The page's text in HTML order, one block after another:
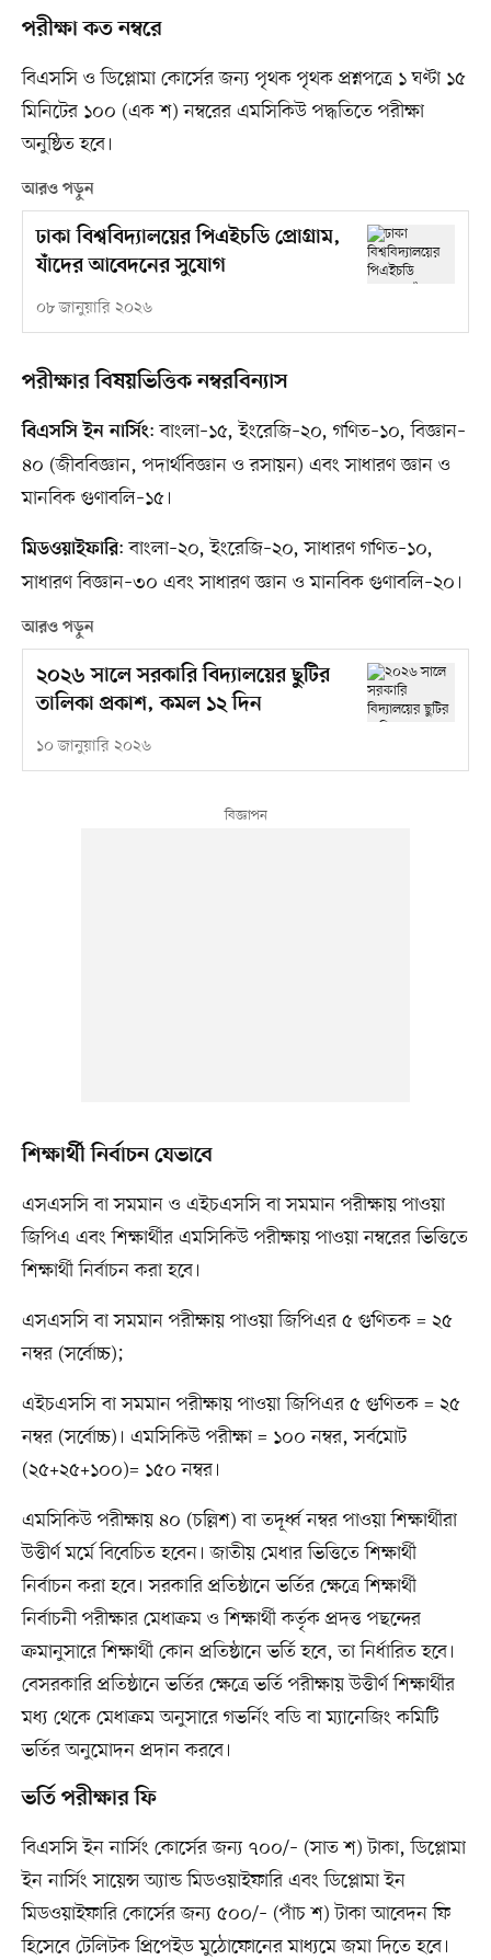
পরীক্ষা কত নম্বরে
বিএসসি ও ডিপ্লোমা কোর্সের জন্য পৃথক পৃথক প্রশ্নপত্রে ১ ঘণ্টা ১৫
মিনিটের ১০০ (এক শ) নম্বরের এমসিকিউ পদ্ধতিতে পরীক্ষা
অনুষ্ঠিত হবে।
আরও পড়ুন
ঢাকা বিশ্ববিদ্যালয়ের পিএইচডি প্রোগ্রাম,
যাঁদের আবেদনের সুযোগ
০৮ জানুয়ারি ২০২৬
পরীক্ষার বিষয়ভিত্তিক নম্বরবিন্যাস
বিএসসি ইন নার্সিং: বাংলা–১৫, ইংরেজি–২০, গণিত–১০, বিজ্ঞান–
৪০ (জীববিজ্ঞান, পদার্থবিজ্ঞান ও রসায়ন) এবং সাধারণ জ্ঞান ও
মানবিক গুণাবলি–১৫।
মিডওয়াইফারি: বাংলা–২০, ইংরেজি–২০, সাধারণ গণিত–১০,
সাধারণ বিজ্ঞান–৩০ এবং সাধারণ জ্ঞান ও মানবিক গুণাবলি–২০।
আরও পড়ুন
২০২৬ সালে সরকারি বিদ্যালয়ের ছুটির
তালিকা প্রকাশ, কমল ১২ দিন
১০ জানুয়ারি ২০২৬
শিক্ষার্থী নির্বাচন যেভাবে
এসএসসি বা সমমান ও এইচএসসি বা সমমান পরীক্ষায় পাওয়া
জিপিএ এবং শিক্ষার্থীর এমসিকিউ পরীক্ষায় পাওয়া নম্বরের ভিত্তিতে
শিক্ষার্থী নির্বাচন করা হবে।
এসএসসি বা সমমান পরীক্ষায় পাওয়া জিপিএর ৫ গুণিতক = ২৫
নম্বর (সর্বোচ্চ);
এইচএসসি বা সমমান পরীক্ষায় পাওয়া জিপিএর ৫ গুণিতক = ২৫
নম্বর (সর্বোচ্চ)। এমসিকিউ পরীক্ষা = ১০০ নম্বর, সর্বমোট
(২৫+২৫+১০০)= ১৫০ নম্বর।
এমসিকিউ পরীক্ষায় ৪০ (চল্লিশ) বা তদূর্ধ্ব নম্বর পাওয়া শিক্ষার্থীরা
উত্তীর্ণ মর্মে বিবেচিত হবেন। জাতীয় মেধার ভিত্তিতে শিক্ষার্থী
নির্বাচন করা হবে। সরকারি প্রতিষ্ঠানে ভর্তির ক্ষেত্রে শিক্ষার্থী
নির্বাচনী পরীক্ষার মেধাক্রম ও শিক্ষার্থী কর্তৃক প্রদত্ত পছন্দের
ক্রমানুসারে শিক্ষার্থী কোন প্রতিষ্ঠানে ভর্তি হবে, তা নির্ধারিত হবে।
বেসরকারি প্রতিষ্ঠানে ভর্তির ক্ষেত্রে ভর্তি পরীক্ষায় উত্তীর্ণ শিক্ষার্থীর
মধ্য থেকে মেধাক্রম অনুসারে গভর্নিং বডি বা ম্যানেজিং কমিটি
ভর্তির অনুমোদন প্রদান করবে।
ভর্তি পরীক্ষার ফি
বিএসসি ইন নার্সিং কোর্সের জন্য ৭০০/– (সাত শ) টাকা, ডিপ্লোমা
ইন নার্সিং সায়েন্স অ্যান্ড মিডওয়াইফারি এবং ডিপ্লোমা ইন
মিডওয়াইফারি কোর্সের জন্য ৫০০/– (পাঁচ শ) টাকা আবেদন ফি
হিসেবে টেলিটক প্রিপেইড মুঠোফোনের মাধ্যমে জমা দিতে হবে।